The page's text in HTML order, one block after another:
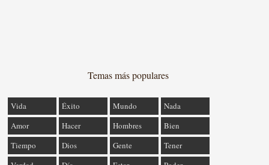
Temas más populares
Vida Éxito Mundo
Nada
Amor
Hacer Hombres
Bien
Tiempo
Dios Gente
Tener